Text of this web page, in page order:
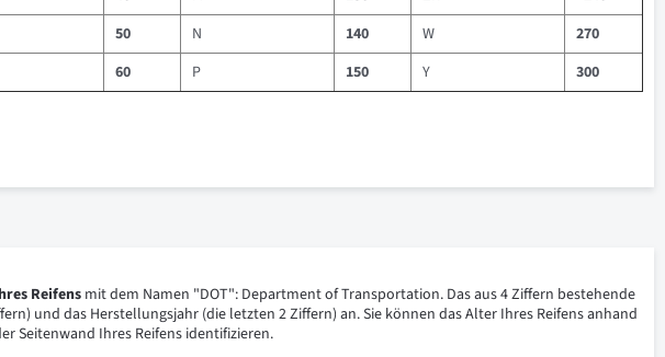
50 N 140 W
270
60 P 150 Y 300
Reifens mit dem Namen "DOT": Department of Transportation. Das aus 4 Ziffern bestehende
und das Herstellungsjahr (die letzten 2 Ziffern) an. Sie können das Alter Ihres Reifens anhand
Seitenwand Ihres Reifens identifizieren.